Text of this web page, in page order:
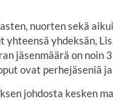
nuorten sekä
yhteensä yhdeksän,
jäsenmäärä on
ovat perhejäseniä
johdosta kesken